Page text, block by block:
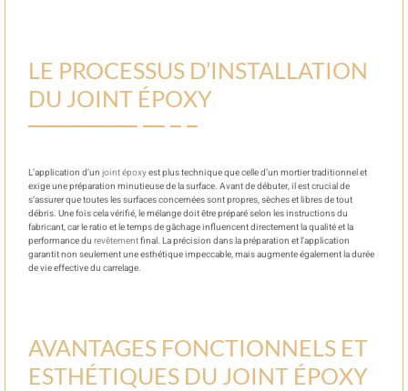
LE PROCESSUS D’INSTALLATION
DU JOINT ÉPOXY
L’application d’un joint époxyest plus technique que celle d’un mortier traditionnel et
exige une préparation minutieuse de la surface. Avant de débuter, il est crucial de
s’assurer que toutes les surfaces concernées sont propres, sèches et libres de tout
débris. Une fois cela vérifié, le mélange doit être préparé selon les instructions du
fabricant, car le ratio et le temps de gâchage influencent directement la qualité et la
performance du revêtementfinal. La précision dans la préparation et l’application
garantit non seulement une esthétique impeccable, mais augmente également la durée
de vie effective du carrelage.
AVANTAGES FONCTIONNELS ET
ESTHÉTIQUES DU JOINT ÉPOXY